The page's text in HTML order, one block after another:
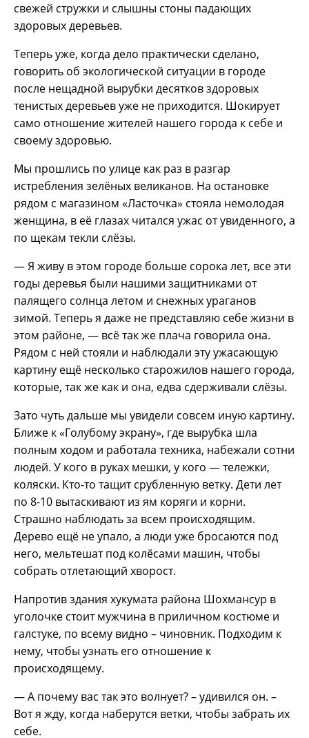
свежей стружки и слышны стоны падающих
здоровых деревьев.
Теперь уже, когда дело практически сделано,
говорить об экологической ситуации в городе
после нещадной вырубки десятков здоровых
тенистых деревьев уже не приходится. Шокирует
само отношение жителей нашего города к себе и
своему здоровью.
Мы прошлись по улице как раз в разгар
истребления зелёных великанов. На остановке
рядом с магазином «Ласточка» стояла немолодая
женщина, в её глазах читался ужас от увиденного, а
по щекам текли слёзы.
— Я живу в этом городе больше сорока лет, все эти
годы деревья были нашими защитниками от
палящего солнца летом и снежных ураганов
зимой. Теперь я даже не представляю себе жизни в
этом районе, — всё так же плача говорила она.
Рядом с ней стояли и наблюдали эту ужасающую
картину ещё несколько старожилов нашего города,
которые, так же как и она, едва сдерживали слёзы.
Зато чуть дальше мы увидели совсем иную картину.
Ближе к «Голубому экрану», где вырубка шла
полным ходом и работала техника, набежали сотни
людей. У кого в руках мешки, у кого — тележки,
коляски. Кто-то тащит срубленную ветку. Дети лет
по 8-10 вытаскивают из ям коряги и корни.
Страшно наблюдать за всем происходящим.
Дерево ещё не упало, а люди уже бросаются под
него, мельтешат под колёсами машин, чтобы
собрать отлетающий хворост.
Напротив здания хукумата района Шохмансур в
уголочке стоит мужчина в приличном костюме и
галстуке, по всему видно – чиновник. Подходим к
нему, чтобы узнать его отношение к
происходящему.
— А почему вас так это волнует? – удивился он. –
Вот я жду, когда наберутся ветки, чтобы забрать их
себе.